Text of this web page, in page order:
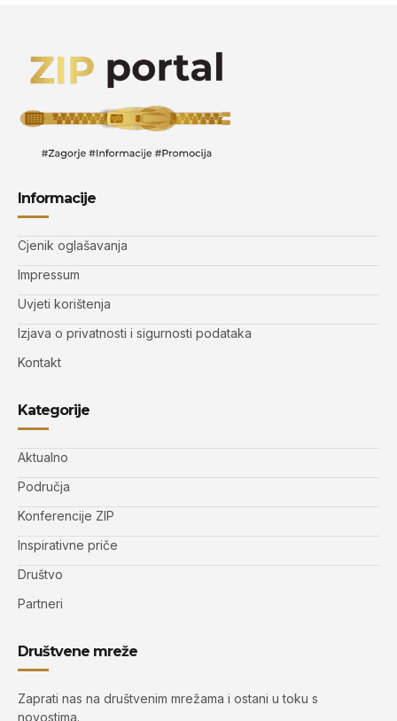
Informacije
Cjenik oglašavanja
Impressum
Uvjeti korištenja
Izjava o privatnosti i sigurnosti podataka
Kontakt
Kategorije
Aktualno
Područja
Konferencije ZIP
Inspirativne priče
Društvo
Partneri
Društvene mreže
Zaprati nas na društvenim mrežama i ostani u toku s
novostima.